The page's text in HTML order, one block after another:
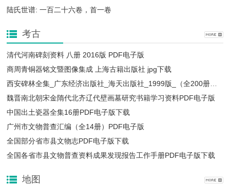
陆氏世谱: 一百二十六卷，首一卷
考古
清代河南碑刻资料 八册 2016版 PDF电子版
商周青铜器铭文暨图像集成 上海古籍出版社 jpg下载
魏晋南北朝宋金隋代北齐辽代壁画墓研究书籍学习资料PDF电子版
中国出土瓷器全集16册PDF电子版下载
广州市文物普查汇编（全14册）PDF电子版
全国部分省市县文物志PDF电子版下载
全国各省市县文物普查资料成果发现报告工作手册PDF电子版下载
地图